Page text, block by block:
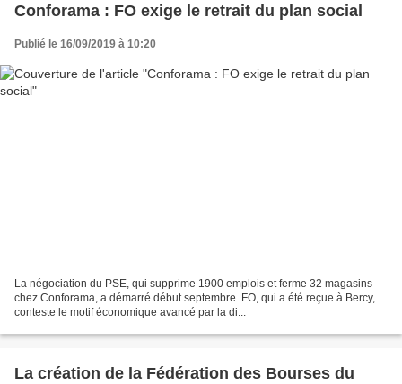
Conforama : FO exige le retrait du plan social
Publié le 16/09/2019 à 10:20
La négociation du PSE, qui supprime 1900 emplois et ferme 32 magasins
chez Conforama, a démarré début septembre. FO, qui a été reçue à Bercy,
conteste le motif économique avancé par la di...
La création de la Fédération des Bourses du